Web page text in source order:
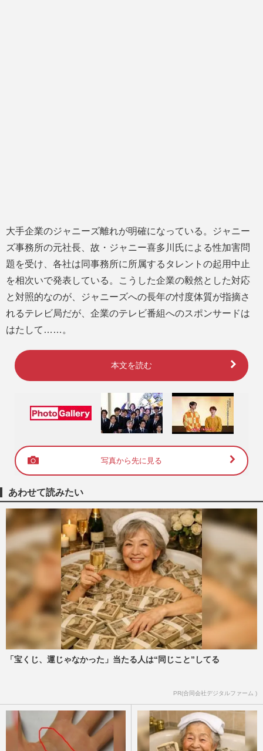
大手企業のジャニーズ離れが明確になっている。ジャニー
ズ事務所の元社長、故・ジャニー喜多川氏による性加害問
題を受け、各社は同事務所に所属するタレントの起用中止
を相次いで発表している。こうした企業の毅然とした対応
と対照的なのが、ジャニーズへの長年の忖度体質が指摘さ
れるテレビ局だが、企業のテレビ番組へのスポンサードは
はたして……。
本文を読む
写真から先に見る
あわせて読みたい
「宝くじ、運じゃなかった」当たる人は“同じこと”してる
PR(合同会社デジタルファーム )